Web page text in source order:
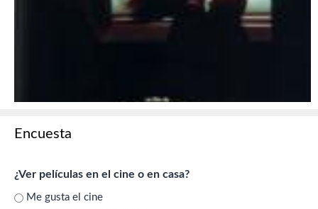
Encuesta
¿Ver películas en el cine o en casa?
Me gusta el cine